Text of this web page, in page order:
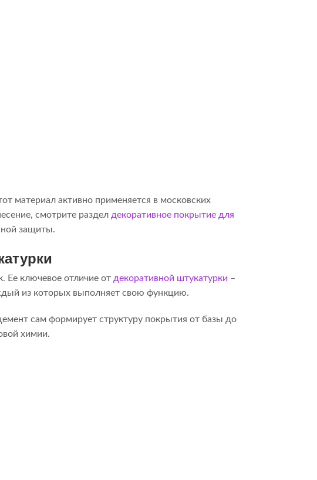
материал активно применяется в московских
смотрите раздел декоративное покрытие для
защиты.
Ее ключевое отличие от декоративной штукатурки –
из которых выполняет свою функцию.
сам формирует структуру покрытия от базы до
химии.